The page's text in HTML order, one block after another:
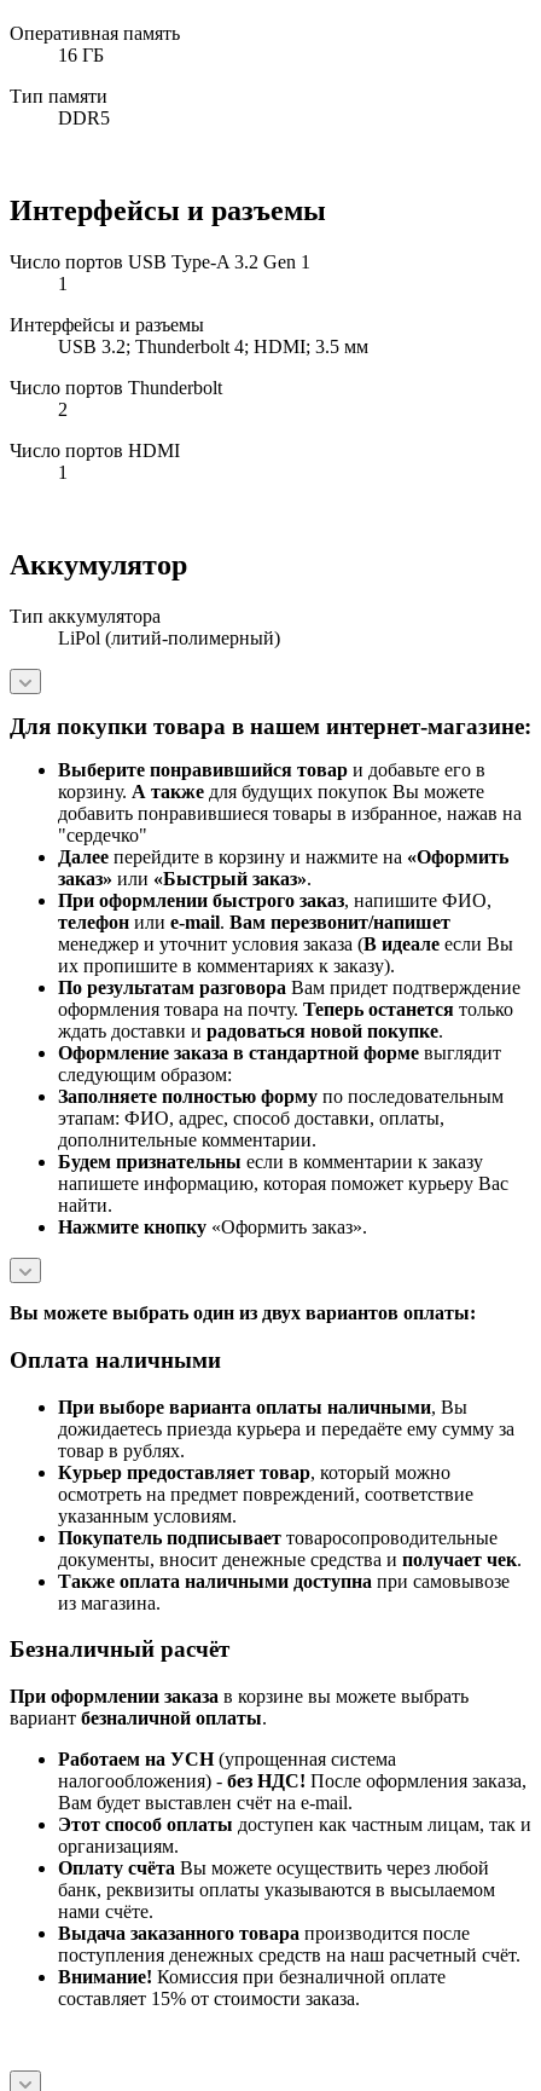
Оперативная память
16 ГБ
Тип памяти
DDR5
Интерфейсы и разъемы
Число портов USB Type-A 3.2 Gen 1
1
Интерфейсы и разъемы
USB 3.2; Thunderbolt 4; HDMI; 3.5 мм
Число портов Thunderbolt
2
Число портов HDMI
1
Аккумулятор
Тип аккумулятора
LiPol (литий-полимерный)
Для покупки товара в нашем интернет-магазине:
Выберите понравившийся товар и добавьте его в
корзину. А также для будущих покупок Вы можете
добавить понравившиеся товары в избранное, нажав на
"сердечко"
Далее перейдите в корзину и нажмите на «Оформить
заказ» или «Быстрый заказ».
При оформлении быстрого заказ, напишите ФИО,
телефон или e-mail. Вам перезвонит/напишет
менеджер и уточнит условия заказа (В идеале если Вы
их пропишите в комментариях к заказу).
По результатам разговора Вам придет подтверждение
оформления товара на почту. Теперь останется только
ждать доставки и радоваться новой покупке.
Оформление заказа в стандартной форме выглядит
следующим образом:
Заполняете полностью форму по последовательным
этапам: ФИО, адрес, способ доставки, оплаты,
дополнительные комментарии.
Будем признательны если в комментарии к заказу
напишете информацию, которая поможет курьеру Вас
найти.
Нажмите кнопку «Оформить заказ».
Вы можете выбрать один из двух вариантов оплаты:
Оплата наличными
При выборе варианта оплаты наличными, Вы
дожидаетесь приезда курьера и передаёте ему сумму за
товар в рублях.
Курьер предоставляет товар, который можно
осмотреть на предмет повреждений, соответствие
указанным условиям.
Покупатель подписывает товаросопроводительные
документы, вносит денежные средства и получает чек.
Также оплата наличными доступна при самовывозе
из магазина.
Безналичный расчёт
При оформлении заказа в корзине вы можете выбрать
вариант безналичной оплаты.
Работаем на УСН(упрощенная система
налогообложения) - без НДС! После оформления заказа,
Вам будет выставлен счёт на e-mail.
Этот способ оплаты доступен как частным лицам, так и
организациям.
Оплату счёта Вы можете осуществить через любой
банк, реквизиты оплаты указываются в высылаемом
нами счёте.
Выдача заказанного товара производится после
поступления денежных средств на наш расчетный счёт.
Внимание! Комиссия при безналичной оплате
составляет 15% от стоимости заказа.